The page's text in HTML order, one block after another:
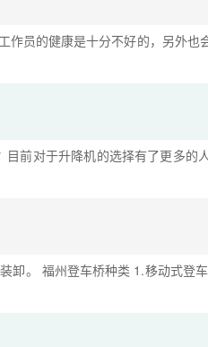
员的健康是十分不好的，另外也
前对于升降机的选择有了更多的
卸。 福州登车桥种类 1.移动式登